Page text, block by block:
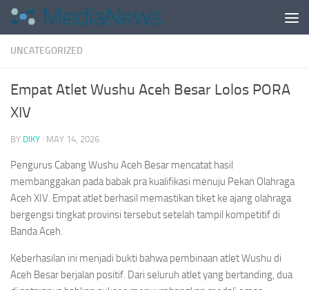
Skip to content
UNCATEGORIZED
Empat Atlet Wushu Aceh Besar Lolos PORA
XIV
BY DIKY · MAY 14, 2026
Pengurus Cabang Wushu Aceh Besar mencatat hasil
membanggakan pada babak pra kualifikasi menuju Pekan Olahraga
Aceh XIV. Empat atlet berhasil memastikan tiket ke ajang olahraga
bergengsi tingkat provinsi tersebut setelah tampil kompetitif di
Banda Aceh.
Keberhasilan ini menjadi bukti bahwa pembinaan atlet Wushu di
Aceh Besar berjalan positif. Dari seluruh atlet yang bertanding, dua